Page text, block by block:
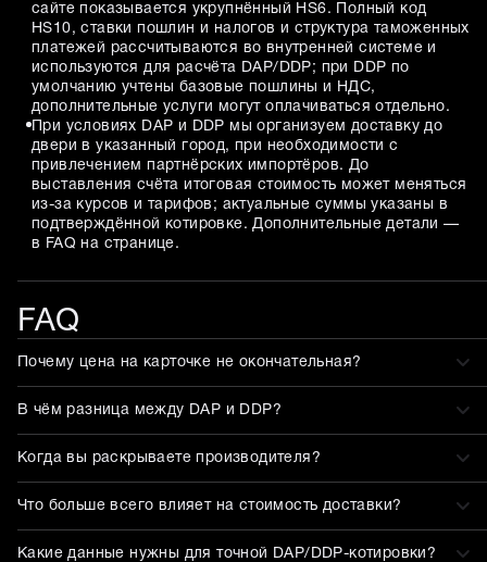
сайте показывается укрупнённый HS6. Полный код
HS10, ставки пошлин и налогов и структура таможенных
платежей рассчитываются во внутренней системе и
используются для расчёта DAP/DDP; при DDP по
умолчанию учтены базовые пошлины и НДС,
дополнительные услуги могут оплачиваться отдельно.
При условиях DAP и DDP мы организуем доставку до
двери в указанный город, при необходимости с
привлечением партнёрских импортёров. До
выставления счёта итоговая стоимость может меняться
из-за курсов и тарифов; актуальные суммы указаны в
подтверждённой котировке. Дополнительные детали —
в FAQ на странице.
FAQ
Почему цена на карточке не окончательная?
В чём разница между DAP и DDP?
Когда вы раскрываете производителя?
Что больше всего влияет на стоимость доставки?
Какие данные нужны для точной DAP/DDP-котировки?